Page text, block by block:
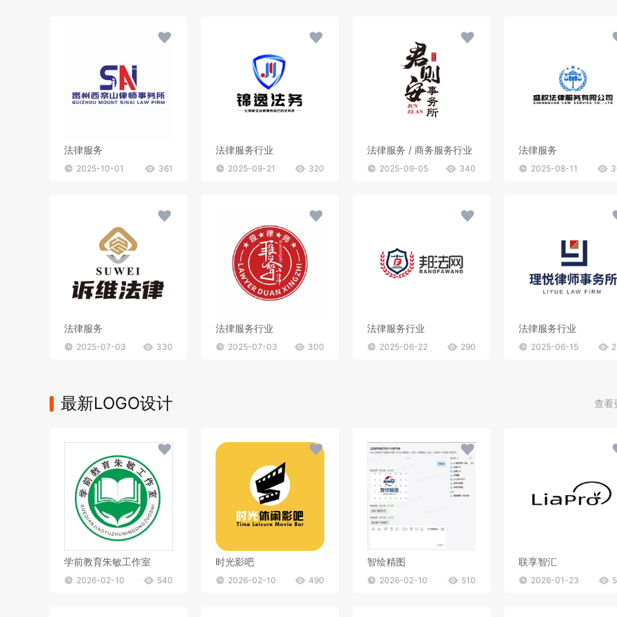
法律服务
2025-10-01 361
法律服务行业
2025-09-21 320
法律服务 / 商务服务行业
2025-09-05 340
法律服务
2025-08-11
法律服务
2025-07-03 330
法律服务行业
2025-07-03 300
法律服务行业
2025-06-22 290
法律服务行业
2025-06-15
最新LOGO设计 查看
学前教育朱敏工作室
2026-02-10 540
时光影吧
2026-02-10 490
智绘精图
2026-02-10 510
联享智汇
2026-01-23